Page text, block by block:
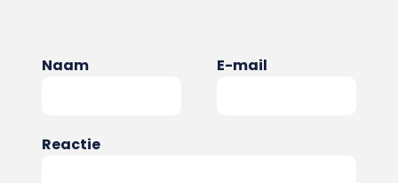
Naam E-mail
Reactie